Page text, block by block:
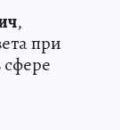
,
при